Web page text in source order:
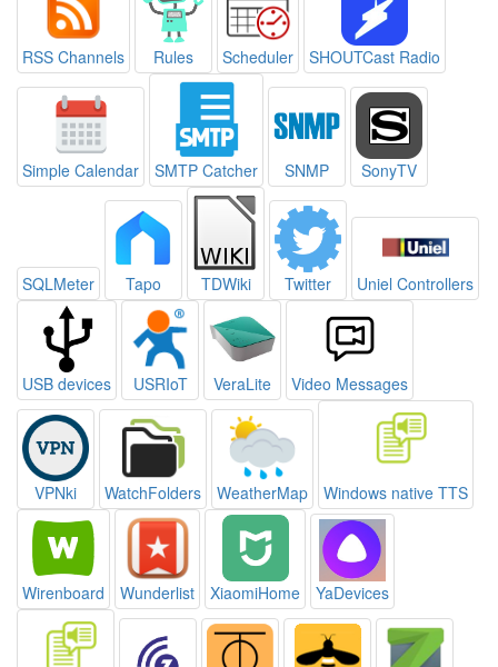
RSS Channels Rules Scheduler SHOUTCast Radio
Simple Calendar SMTP Catcher SNMP SonyTV
SQLMeter Tapo TDWiki Twitter Uniel Controllers
USB devices USRIoT VeraLite Video Messages
VPNki WatchFolders WeatherMap Windows native TTS
Wirenboard Wunderlist XiaomiHome YaDevices